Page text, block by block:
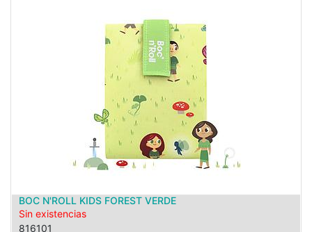
BOC N'ROLL KIDS FOREST VERDE
Sin existencias
816101